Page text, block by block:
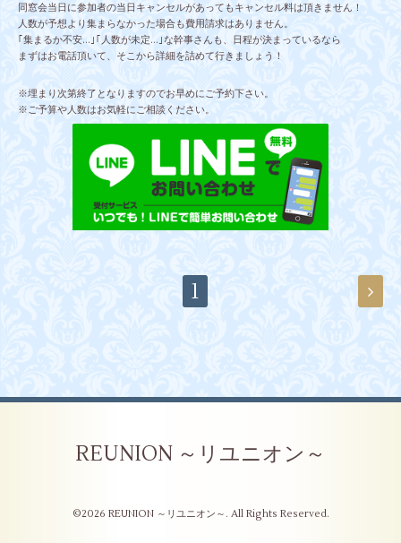
同窓会当日に参加者の当日キャンセルがあってもキャンセル料は頂きません！
人数が予想より集まらなかった場合も費用請求はありません。
｢集まるか不安…｣｢人数が未定…｣な幹事さんも、日程が決まっているなら
まずはお電話頂いて、そこから詳細を詰めて行きましょう！
※埋まり次第終了となりますのでお早めにご予約下さい。
※ご予算や人数はお気軽にご相談ください。
1
REUNION ～リユニオン～
©2026 REUNION ～リユニオン～ . All Rights Reserved.